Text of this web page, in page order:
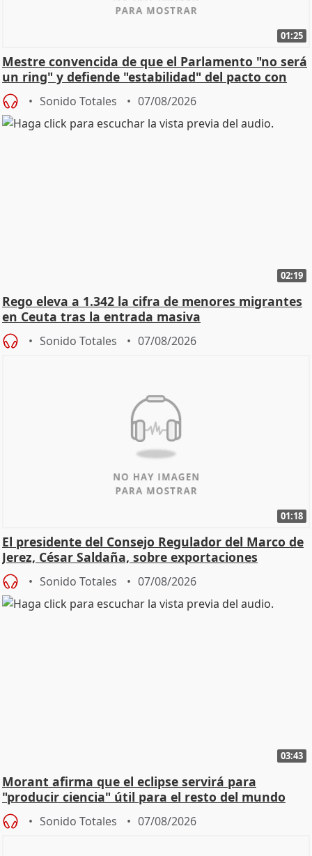
01:25
Mestre convencida de que el Parlamento "no será
un ring" y defiende "estabilidad" del pacto con
Vox
Sonido Totales 07/08/2026
02:19
Rego eleva a 1.342 la cifra de menores migrantes
en Ceuta tras la entrada masiva
Sonido Totales 07/08/2026
01:18
El presidente del Consejo Regulador del Marco de
Jerez, César Saldaña, sobre exportaciones
Sonido Totales 07/08/2026
03:43
Morant afirma que el eclipse servirá para
"producir ciencia" útil para el resto del mundo
Sonido Totales 07/08/2026